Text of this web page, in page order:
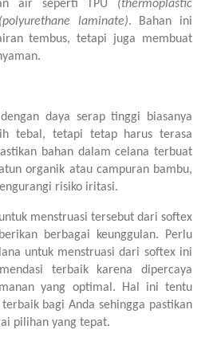
air seperti TPU (thermoplastic
laminate). Bahan ini
tembus, tetapi juga membuat
daya serap tinggi biasanya
tebal, tetapi tetap harus terasa
bahan dalam celana terbuat
organik atau campuran bambu,
risiko iritasi.
menstruasi tersebut dari softex
berbagai keunggulan. Perlu
untuk menstruasi dari softex ini
terbaik karena dipercaya
yang optimal. Hal ini tentu
bagi Anda sehingga pastikan
pilihan yang tepat.